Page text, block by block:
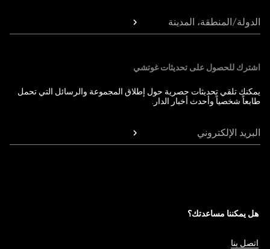
الدولة/المنطقة، المدينة
اشترك للحصول على تحديثات غوتشي
يمكنك تلقي تحديثات حصرية حول إطلاق المجموعة والرسائل التي تحمل
طابعاً شخصياً وأحدث أخبار الدار.
البريد الإلكتروني
هل يمكننا مساعدتك؟
اتصل بنا